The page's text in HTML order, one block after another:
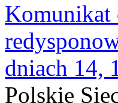
Komunikat
dniach 14,
Polskie